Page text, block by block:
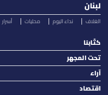
لبنان
الغلاف نداء اليوم محليات أسرار
كتّابنا
تحت المجهر
آراء
اقتصاد